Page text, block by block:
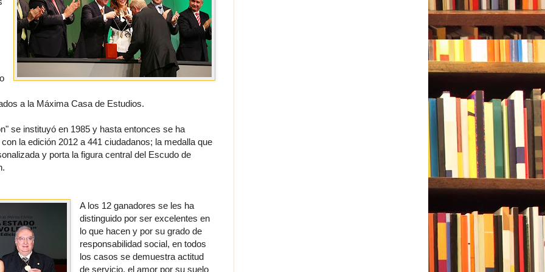
a la Máxima Casa de Estudios.
se instituyó en 1985 y hasta entonces se ha
la edición 2012 a 441 ciudadanos; la medalla que
y porta la figura central del Escudo de
A los 12 ganadores se les ha
distinguido por ser excelentes en
lo que hacen y por su grado de
responsabilidad social, en todos
los casos se demuestra actitud
de servicio, el amor por su suelo